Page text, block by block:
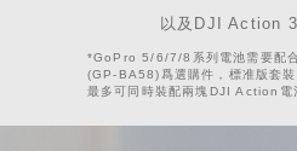
以及DJI Action
*GoPro 5/6/7/8系列電池需要配
(GP-BA58)爲選購件，標准版套
最多可同時裝配兩塊DJI Action電